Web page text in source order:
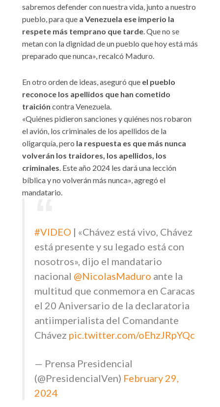
sabremos defender con nuestra vida, junto a nuestro
pueblo, para que a Venezuela ese imperio la
respete más temprano que tarde. Que no se
metan con la dignidad de un pueblo que hoy está más
preparado que nunca», recalcó Maduro.
En otro orden de ideas, aseguró que el pueblo
reconoce los apellidos que han cometido
traición contra Venezuela.
«Quiénes pidieron sanciones y quiénes nos robaron
el avión, los criminales de los apellidos de la
oligarquía, pero la respuesta es que más nunca
volverán los traidores, los apellidos, los
criminales. Este año 2024 les dará una lección
bíblica y no volverán más nunca», agregó el
mandatario.
#VIDEO | «Chávez está vivo, Chávez
está presente y su legado está con
nosotros», dijo el mandatario
nacional @NicolasMaduro ante la
multitud que conmemora en Caracas
el 20 Aniversario de la declaratoria
antiimperialista del Comandante
Chávez pic.twitter.com/oEhzJRpYQc
— Prensa Presidencial
(@PresidencialVen) February 29,
2024